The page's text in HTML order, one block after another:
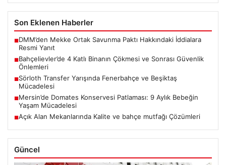
Son Eklenen Haberler
■DMM’den Mekke Ortak Savunma Paktı Hakkındaki İddialara
Resmi Yanıt
■Bahçelievler’de 4 Katlı Binanın Çökmesi ve Sonrası Güvenlik
Önlemleri
■Sörloth Transfer Yarışında Fenerbahçe ve Beşiktaş
Mücadelesi
■Mersin’de Domates Konservesi Patlaması: 9 Aylık Bebeğin
Yaşam Mücadelesi
■Açık Alan Mekanlarında Kalite ve bahçe mutfağı Çözümleri
Güncel